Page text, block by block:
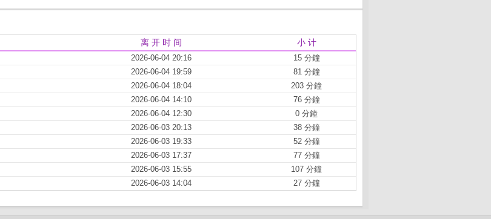
离 开 时 间 小 计
2026-06-04 20:16
15 分鐘
2026-06-04 19:59
81 分鐘
2026-06-04 18:04
203 分鐘
2026-06-04 14:10
76 分鐘
2026-06-04 12:30
0 分鐘
2026-06-03 20:13
38 分鐘
2026-06-03 19:33
52 分鐘
2026-06-03 17:37
77 分鐘
2026-06-03 15:55
107 分鐘
2026-06-03 14:04 27 分鐘